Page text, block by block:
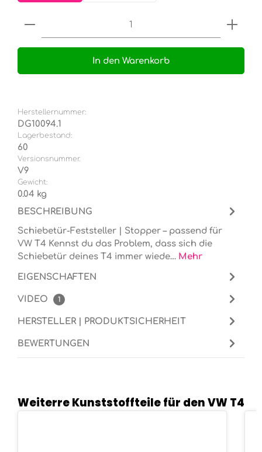
Produkt Anzahl: Gib den gewünschten
In den Warenkorb
Herstellernummer:
DG10094.1
Lagerbestand:
60
Versionsnummer.
V9
Gewicht:
0.04 kg
BESCHREIBUNG
Schiebetür-Feststeller | Stopper – passend für
VW T4 Kennst du das Problem, dass sich die
Schiebetür deines T4 immer wiede… Mehr
EIGENSCHAFTEN
VIDEO 1
HERSTELLER | PRODUKTSICHERHEIT
BEWERTUNGEN
Produktgalerie überspringen
Weiterre Kunststoffteile für den VW T4